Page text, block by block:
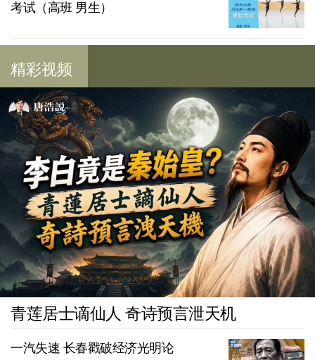
考试（高班 男生）
精彩视频
青莲居士谪仙人 奇诗预言泄天机
一汽失速 长春戳破经济光明论